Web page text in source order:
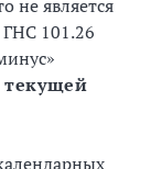
не является
101.26